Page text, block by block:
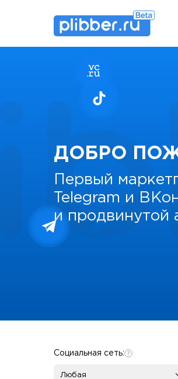
ДОБРО
Первый
Telegram и
и продвинутой
Социальная сеть:
Любая